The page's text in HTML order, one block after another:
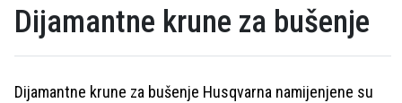
Dijamantne krune za bušenje
Dijamantne krune za bušenje Husqvarna namijenjene su